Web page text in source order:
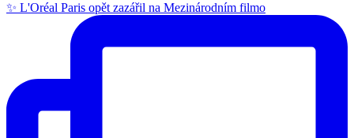
✨ L'Oréal Paris opět zazářil na Mezinárodním filmo